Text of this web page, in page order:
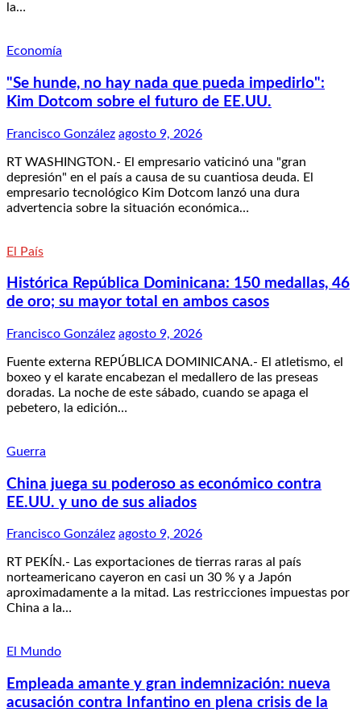
la…
Economía
"Se hunde, no hay nada que pueda impedirlo":
Kim Dotcom sobre el futuro de EE.UU.
Francisco González agosto 9, 2026
RT WASHINGTON.- El empresario vaticinó una "gran
depresión" en el país a causa de su cuantiosa deuda. El
empresario tecnológico Kim Dotcom lanzó una dura
advertencia sobre la situación económica…
El País
Histórica República Dominicana: 150 medallas, 46
de oro; su mayor total en ambos casos
Francisco González agosto 9, 2026
Fuente externa REPÚBLICA DOMINICANA.- El atletismo, el
boxeo y el karate encabezan el medallero de las preseas
doradas. La noche de este sábado, cuando se apaga el
pebetero, la edición…
Guerra
China juega su poderoso as económico contra
EE.UU. y uno de sus aliados
Francisco González agosto 9, 2026
RT PEKÍN.- Las exportaciones de tierras raras al país
norteamericano cayeron en casi un 30 % y a Japón
aproximadamente a la mitad. Las restricciones impuestas por
China a la…
El Mundo
Empleada amante y gran indemnización: nueva
acusación contra Infantino en plena crisis de la